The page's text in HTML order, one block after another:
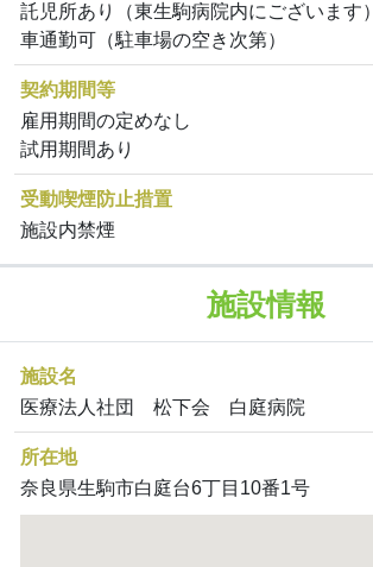
託児所あり（東生駒病院内にございます）
車通勤可（駐車場の空き次第）
契約期間等
雇用期間の定めなし
試用期間あり
受動喫煙防止措置
施設内禁煙
施設情報
施設名
医療法人社団 松下会 白庭病院
所在地
奈良県生駒市白庭台6丁目10番1号